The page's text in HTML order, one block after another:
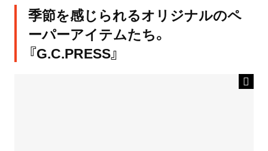
季節を感じられるオリジナルのペ
ーパーアイテムたち。
『G.C.PRESS』